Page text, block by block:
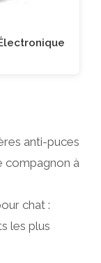
anti-puces
compagnon à
chat :
les plus